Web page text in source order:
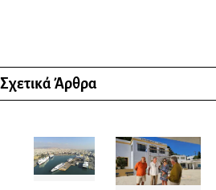
Σχετικά Άρθρα